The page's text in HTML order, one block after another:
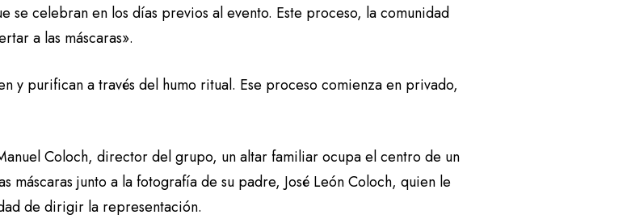
se celebran en los días previos al evento. Este proceso, la comunidad
a las máscaras».
y purifican a través del humo ritual. Ese proceso comienza en privado,
Coloch, director del grupo, un altar familiar ocupa el centro de un
máscaras junto a la fotografía de su padre, José León Coloch, quien le
de dirigir la representación.